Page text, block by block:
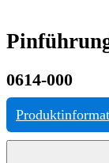
0614-000